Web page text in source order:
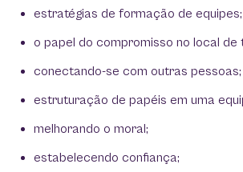
estratégias de formação de equipes;
o papel do compromisso no local de
conectando-se com outras pessoas;
estruturação de papéis em uma
melhorando o moral;
estabelecendo confiança;